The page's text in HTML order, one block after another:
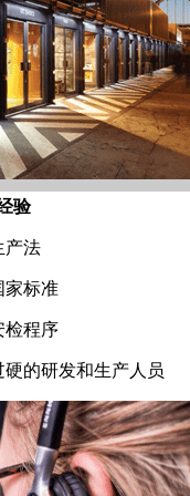
验
产法
家标准
检程序
硬的研发和生产人员